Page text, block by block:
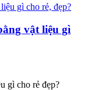
vật liệu gì
gì cho rẻ đẹp?